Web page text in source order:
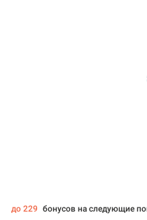
до 229 бонусов на следующие